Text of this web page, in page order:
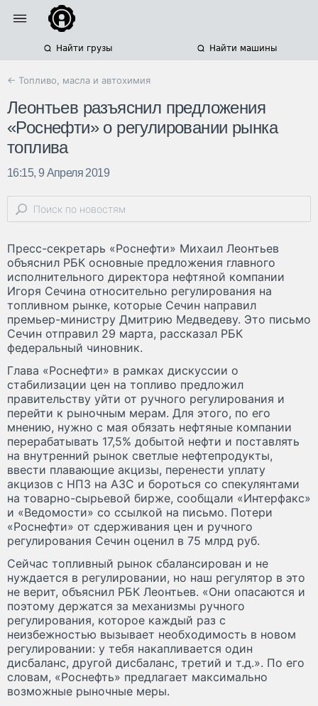
Найти грузы Найти машины
← Топливо, масла и автохимия
Леонтьев разъяснил предложения
«Роснефти» о регулировании рынка
топлива
16:15, 9 Апреля 2019
Пресс-секретарь «Роснефти» Михаил Леонтьев
объяснил РБК основные предложения главного
исполнительного директора нефтяной компании
Игоря Сечина относительно регулирования на
топливном рынке, которые Сечин направил
премьер-министру Дмитрию Медведеву. Это письмо
Сечин отправил 29 марта, рассказал РБК
федеральный чиновник.
Глава «Роснефти» в рамках дискуссии о
стабилизации цен на топливо предложил
правительству уйти от ручного регулирования и
перейти к рыночным мерам. Для этого, по его
мнению, нужно с мая обязать нефтяные компании
перерабатывать 17,5% добытой нефти и поставлять
на внутренний рынок светлые нефтепродукты,
ввести плавающие акцизы, перенести уплату
акцизов с НПЗ на АЗС и бороться со спекулянтами
на товарно-сырьевой бирже, сообщали «Интерфакс»
и «Ведомости» со ссылкой на письмо. Потери
«Роснефти» от сдерживания цен и ручного
регулирования Сечин оценил в 75 млрд руб.
Сейчас топливный рынок сбалансирован и не
нуждается в регулировании, но наш регулятор в это
не верит, объяснил РБК Леонтьев. «Они опасаются и
поэтому держатся за механизмы ручного
регулирования, которое каждый раз с
неизбежностью вызывает необходимость в новом
регулировании: у тебя накапливается один
дисбаланс, другой дисбаланс, третий и т.д.». По его
словам, «Роснефть» предлагает максимально
возможные рыночные меры.